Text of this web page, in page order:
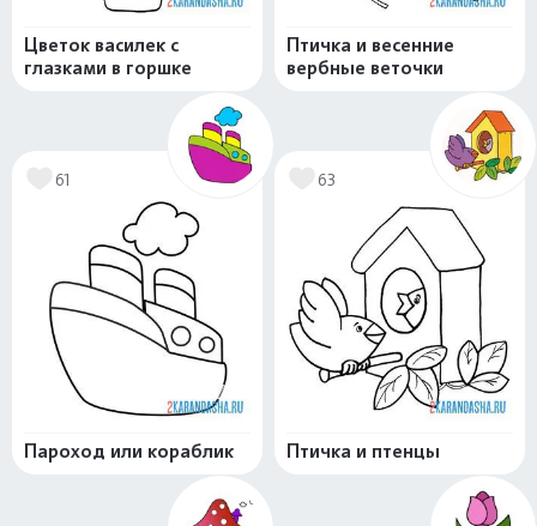
Цветок василек с
глазками в горшке
Птичка и весенние
вербные веточки
61
Пароход или кораблик
63
Птичка и птенцы